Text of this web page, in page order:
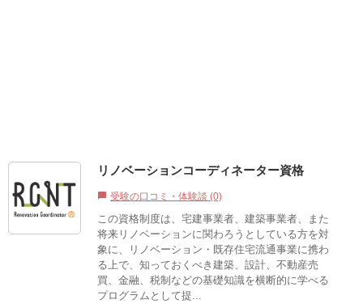
リノベーションコーディネーター資格
chat_bubble 受験の口コミ・体験談 (0)
この資格制度は、宅建事業者、建築事業者、また
将来リノベーションに関わろうとしている方を対
象に、リノベーション・既存住宅流通事業に携わ
る上で、知っておくべき建築、設計、不動産売
買、金融、税制などの基礎知識を横断的に学べる
プログラムとして提...